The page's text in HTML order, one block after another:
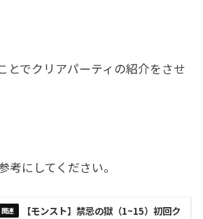
とでクリアパーティの紹介をさせ
考にしてください。
【モンスト】禁忌の獄（1~15）初回ク